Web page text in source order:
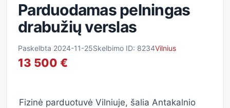
Parduodamas pelningas
drabužių verslas
Paskelbta 2024-11-25Skelbimo ID: 8234Vilnius
13 500 €
Fizinė parduotuvė Vilniuje, šalia Antakalnio